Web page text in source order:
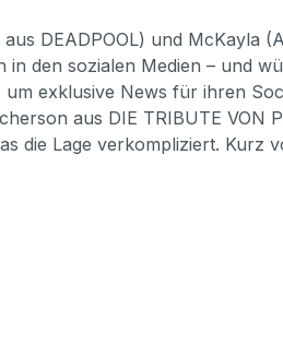
DEADPOOL) und McKayla
in den sozialen Medien – und
exklusive News für ihren
aus DIE TRIBUTE VON
die Lage verkompliziert. Kurz